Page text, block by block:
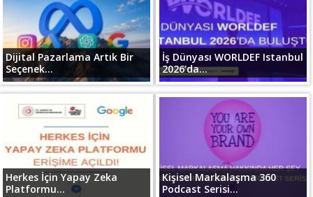
Dijital Pazarlama Artık Bir
Seçenek...
İş Dünyası WORLDEF Istanbul
2026’da...
Herkes İçin Yapay Zeka
Platformu...
Kişisel Markalaşma 360
Podcast Serisi...